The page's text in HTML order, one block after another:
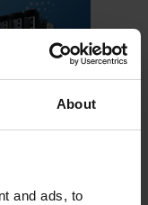
About
and ads, to